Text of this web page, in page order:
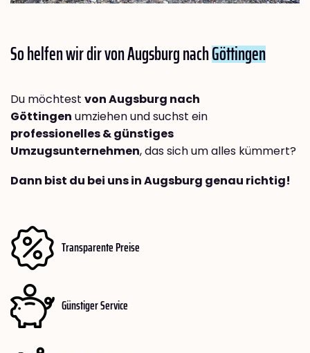
So helfen wir dir von Augsburg nachGöttingen
Du möchtest von Augsburg nach
Göttingen umziehen und suchst ein
professionelles & günstiges
Umzugsunternehmen, das sich um alles kümmert?
Dann bist du bei uns in Augsburg genau richtig!
Transparente Preise
Günstiger Service